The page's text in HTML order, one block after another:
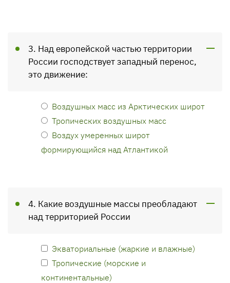
3. Над европейской частью территории
России господствует западный перенос,
это движение:
Воздушных масс из Арктических широт
Тропических воздушных масс
Воздух умеренных широт
формирующийся над Атлантикой
4. Какие воздушные массы преобладают
над территорией России
Экваториальные (жаркие и влажные)
Тропические (морские и
континентальные)